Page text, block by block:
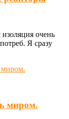
очень
Я сразу
миром.